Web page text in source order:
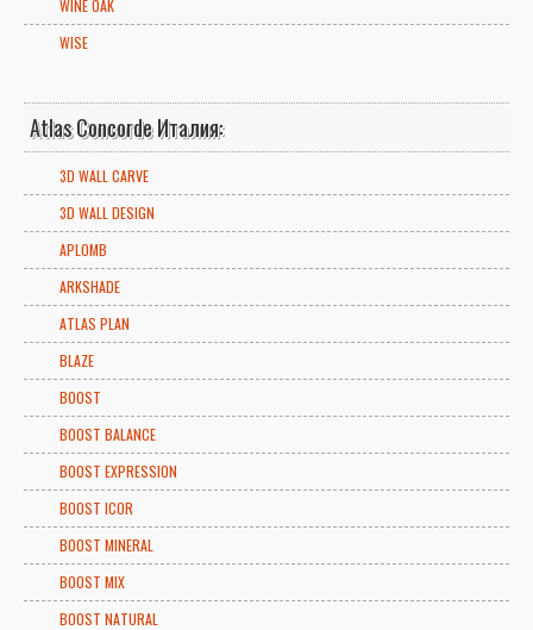
WINE OAK
WISE
Atlas Concorde Италия:
3D WALL CARVE
3D WALL DESIGN
APLOMB
ARKSHADE
ATLAS PLAN
BLAZE
BOOST
BOOST BALANCE
BOOST EXPRESSION
BOOST ICOR
BOOST MINERAL
BOOST MIX
BOOST NATURAL